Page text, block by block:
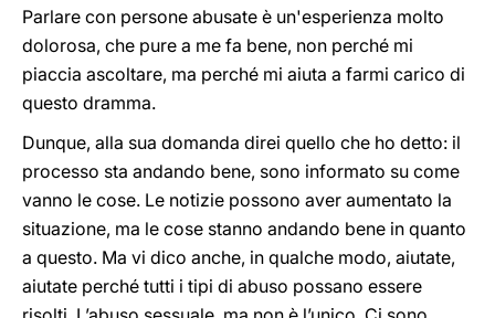
Parlare con persone abusate è un'esperienza molto
dolorosa, che pure a me fa bene, non perché mi
piaccia ascoltare, ma perché mi aiuta a farmi carico di
questo dramma.
Dunque, alla sua domanda direi quello che ho detto: il
processo sta andando bene, sono informato su come
vanno le cose. Le notizie possono aver aumentato la
situazione, ma le cose stanno andando bene in quanto
a questo. Ma vi dico anche, in qualche modo, aiutate,
aiutate perché tutti i tipi di abuso possano essere